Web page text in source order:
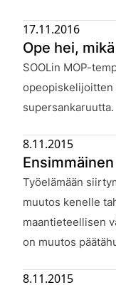
Ope hei,
Julkaistu:
17.11.2016
SOOLin MOP-
opeopiskelijoitten
supersankaruutta.
Julkaistu:
8.11.2015
Työelämään
muutos kenelle
maantieteellisen
on muutos
8.11.2015